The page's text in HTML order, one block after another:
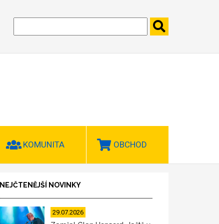
KOMUNITA OBCHOD
NEJČTENĚJŠÍ NOVINKY
29.07.2026